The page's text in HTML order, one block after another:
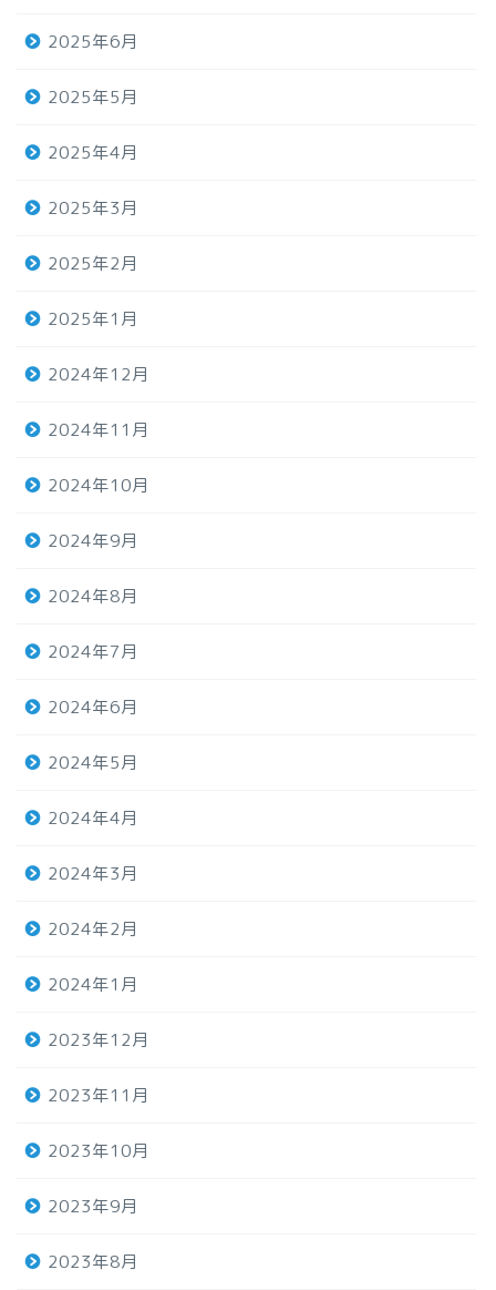
2025年6月
2025年5月
2025年4月
2025年3月
2025年2月
2025年1月
2024年12月
2024年11月
2024年10月
2024年9月
2024年8月
2024年7月
2024年6月
2024年5月
2024年4月
2024年3月
2024年2月
2024年1月
2023年12月
2023年11月
2023年10月
2023年9月
2023年8月